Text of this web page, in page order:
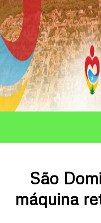
Ir
para
o
conteúdo
São
máquina